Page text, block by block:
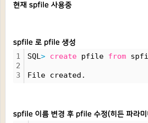
현재 spfile 사용중
spfile 로 pfile 생성
1
2
3
SQL> create pfile from
File created.
spfile 이름 변경 후 pfile 수정(히든 파라미